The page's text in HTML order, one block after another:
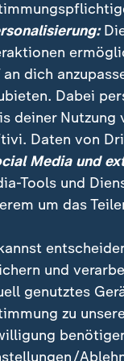
| heute
mehr
schließen
an dich
Dabei
deiner Nutzung
Daten von
Media und
Tools und
um das
und
genutztes
zu